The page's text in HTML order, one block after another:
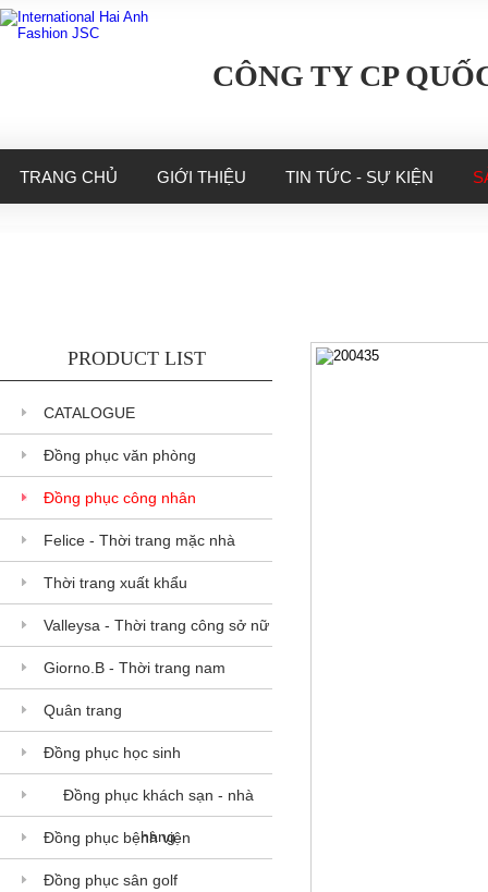
CÔNG TY CP
TRANG CHỦ GIỚI THIỆU TIN TỨC - SỰ KIỆN
PRODUCT LIST
CATALOGUE
Đồng phục văn phòng
Đồng phục công nhân
Felice - Thời trang mặc nhà
Thời trang xuất khẩu
Valleysa - Thời trang công sở nữ
Giorno.B - Thời trang nam
Quân trang
Đồng phục học sinh
Đồng phục khách sạn - nhà
hàng
Đồng phục bệnh viện
Đồng phục sân golf